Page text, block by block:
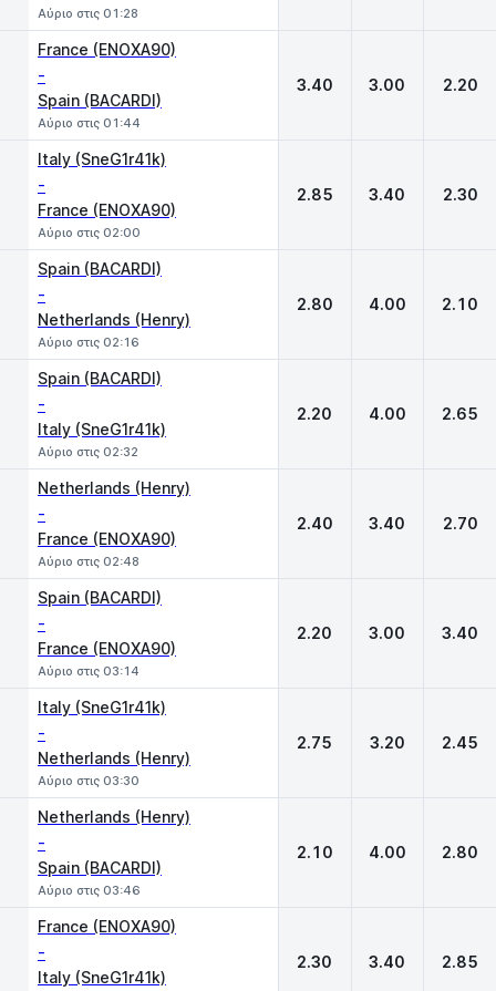
Αύριο στις 01:28
France (ENOXA90)
-
Spain (BACARDI)
Αύριο στις 01:44
3.40 3.00 2.20
Italy (SneG1r41k)
-
France (ENOXA90)
Αύριο στις 02:00
2.85 3.40 2.30
Spain (BACARDI)
-
Netherlands (Henry)
Αύριο στις 02:16
2.80 4.00 2.10
Spain (BACARDI)
-
Italy (SneG1r41k)
Αύριο στις 02:32
2.20 4.00 2.65
Netherlands (Henry)
-
France (ENOXA90)
Αύριο στις 02:48
2.40 3.40 2.70
Spain (BACARDI)
-
France (ENOXA90)
Αύριο στις 03:14
2.20 3.00 3.40
Italy (SneG1r41k)
-
Netherlands (Henry)
Αύριο στις 03:30
2.75 3.20 2.45
Netherlands (Henry)
-
Spain (BACARDI)
Αύριο στις 03:46
2.10 4.00 2.80
France (ENOXA90)
-
Italy (SneG1r41k)
2.30 3.40 2.85